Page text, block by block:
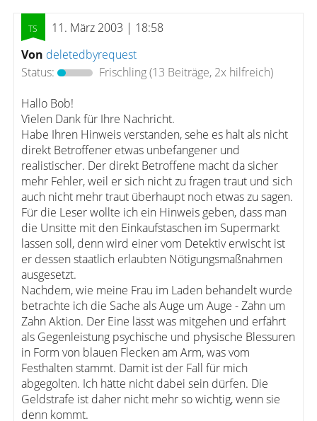
11. März 2003 | 18:58
Von deletedbyrequest
Status:
Frischling(13 Beiträge, 2x hilfreich)
Hallo Bob!
Vielen Dank für Ihre Nachricht.
Habe Ihren Hinweis verstanden, sehe es halt als nicht
direkt Betroffener etwas unbefangener und
realistischer. Der direkt Betroffene macht da sicher
mehr Fehler, weil er sich nicht zu fragen traut und sich
auch nicht mehr traut überhaupt noch etwas zu sagen.
Für die Leser wollte ich ein Hinweis geben, dass man
die Unsitte mit den Einkaufstaschen im Supermarkt
lassen soll, denn wird einer vom Detektiv erwischt ist
er dessen staatlich erlaubten Nötigungsmaßnahmen
ausgesetzt.
Nachdem, wie meine Frau im Laden behandelt wurde
betrachte ich die Sache als Auge um Auge - Zahn um
Zahn Aktion. Der Eine lässt was mitgehen und erfährt
als Gegenleistung psychische und physische Blessuren
in Form von blauen Flecken am Arm, was vom
Festhalten stammt. Damit ist der Fall für mich
abgegolten. Ich hätte nicht dabei sein dürfen. Die
Geldstrafe ist daher nicht mehr so wichtig, wenn sie
denn kommt.